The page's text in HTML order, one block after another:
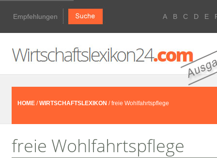
Empfehlungen A B C D E
HOME /WIRTSCHAFTSLEXIKON / freie Wohlfahrtspflege
freie Wohlfahrtspflege